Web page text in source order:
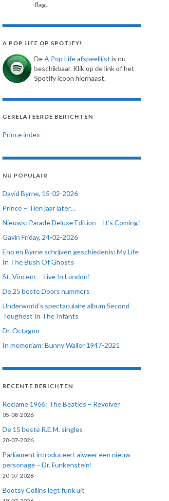
flag.
A POP LIFE OP SPOTIFY!
DeA Pop Life afspeellijst is nu
beschikbaar. Klik op de link of het
Spotify icoon hiernaast.
GERELATEERDE BERICHTEN
Prince index
NU POPULAIR
David Byrne, 15-02-2026
Prince – Tien jaar later…
Nieuws: Parade Deluxe Edition – It’s Coming!
Gavin Friday, 24-02-2026
Eno en Byrne schrijven geschiedenis: My Life
In The Bush Of Ghosts
St. Vincent – Live In London!
De 25 beste Doors nummers
Underworld’s spectaculaire album Second
Toughest In The Infants
Dr. Octagon
In memoriam: Bunny Wailer 1947-2021
RECENTE BERICHTEN
Reclame 1966: The Beatles – Revolver
05-08-2026
De 15 beste R.E.M. singles
28-07-2026
Parliament introduceert alweer een nieuw
personage – Dr. Funkenstein!
20-07-2026
Bootsy Collins legt funk uit